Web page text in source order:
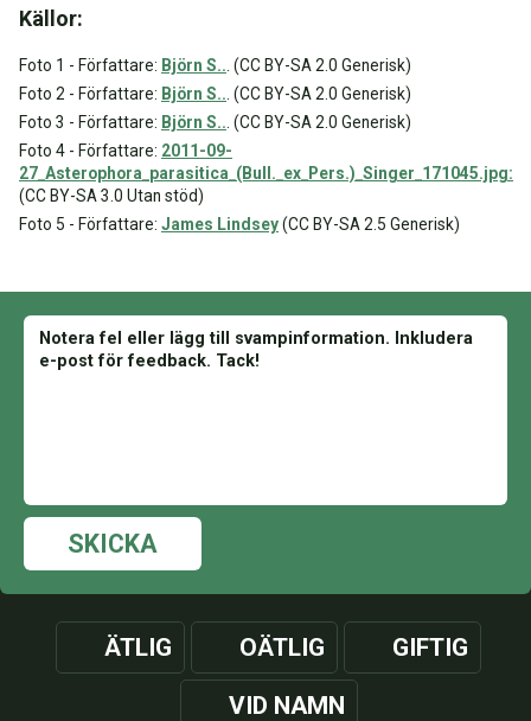
Källor:
Foto 1 - Författare: Björn S.. . (CC BY-SA 2.0 Generisk)
Foto 2 - Författare: Björn S.. . (CC BY-SA 2.0 Generisk)
Foto 3 - Författare: Björn S.. . (CC BY-SA 2.0 Generisk)
Foto 4 - Författare: 2011-09-
27_Asterophora_parasitica_(Bull._ex_Pers.)_Singer_171045.jpg:
(CC BY-SA 3.0 Utan stöd)
Foto 5 - Författare: James Lindsey(CC BY-SA 2.5 Generisk)
SKICKA
ÄTLIG OÄTLIG GIFTIG
VID NAMN